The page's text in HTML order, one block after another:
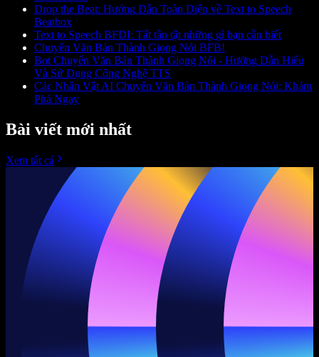
Drop the Beat: Hướng Dẫn Toàn Diện về Text to Speech
Beatbox
Text to Speech BFDI: Tất tần tật những gì bạn cần biết
Chuyển Văn Bản Thành Giọng Nói BFB!
Bot Chuyển Văn Bản Thành Giọng Nói - Hướng Dẫn Hiểu
Và Sử Dụng Công Nghệ TTS
Các Nhân Vật AI Chuyển Văn Bản Thành Giọng Nói: Khám
Phá Ngay
Bài viết mới nhất
Xem tất cả